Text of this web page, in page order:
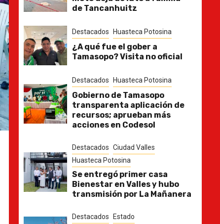
de Tancanhuitz
Destacados Huasteca Potosina
¿A qué fue el gober a
Tamasopo? Visita no oficial
Destacados Huasteca Potosina
Gobierno de Tamasopo
transparenta aplicación de
recursos; aprueban más
acciones en Codesol
Destacados Ciudad Valles
Huasteca Potosina
Se entregó primer casa
Bienestar en Valles y hubo
transmisión por La Mañanera
Destacados
Estado